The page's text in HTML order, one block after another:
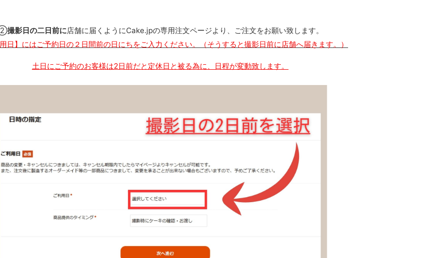
撮影日の二日前に店舗に届くようにCake.jpの専用注文ページより、ご注文をお願い致します。
日】にはご予約日の２日間前の日にちをご入力ください。（そうすると撮影日前に店舗へ届きます。）
土日にご予約のお客様は2日前だと定休日と被る為に、日程が変動致します。